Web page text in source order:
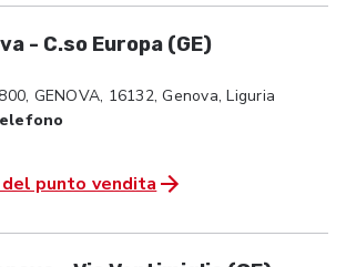
- C.so Europa (GE)
GENOVA, 16132, Genova, Liguria
punto vendita